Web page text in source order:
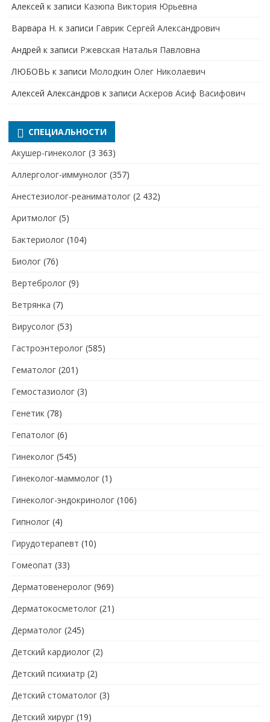
Алексей к записи Казюпа Виктория Юрьевна
Варвара Н. к записи Гаврик Сергей Александрович
Андрей к записи Ржевская Наталья Павловна
ЛЮБОВЬ к записи Молодкин Олег Николаевич
Алексей Александров к записи Аскеров Асиф Васифович
СПЕЦИАЛЬНОСТИ
Акушер-гинеколог (3 363)
Аллерголог-иммунолог (357)
Анестезиолог-реаниматолог (2 432)
Аритмолог (5)
Бактериолог (104)
Биолог (76)
Вертебролог (9)
Ветрянка (7)
Вирусолог (53)
Гастроэнтеролог (585)
Гематолог (201)
Гемостазиолог (3)
Генетик (78)
Гепатолог (6)
Гинеколог (545)
Гинеколог-маммолог (1)
Гинеколог-эндокринолог (106)
Гипнолог (4)
Гирудотерапевт (10)
Гомеопат (33)
Дерматовенеролог (969)
Дерматокосметолог (21)
Дерматолог (245)
Детский кардиолог (2)
Детский психиатр (2)
Детский стоматолог (3)
Детский хирург (19)